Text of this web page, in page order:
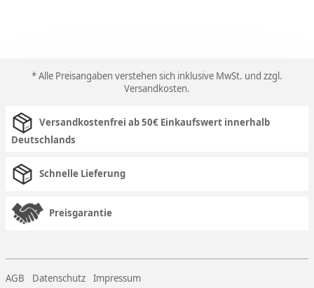
* Alle Preisangaben verstehen sich inklusive MwSt. und zzgl.
Versandkosten.
Versandkostenfrei ab 50€ Einkaufswert innerhalb
Deutschlands
Schnelle Lieferung
Preisgarantie
AGB Datenschutz Impressum